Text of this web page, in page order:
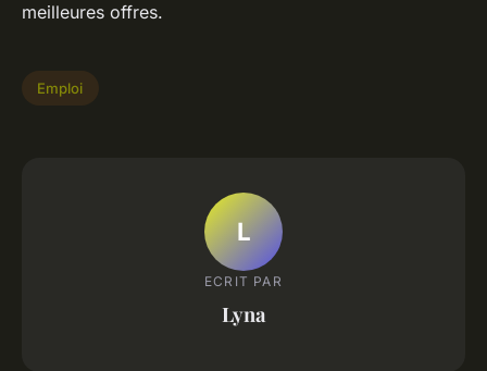
meilleures offres.
Emploi
L
ECRIT PAR
Lyna